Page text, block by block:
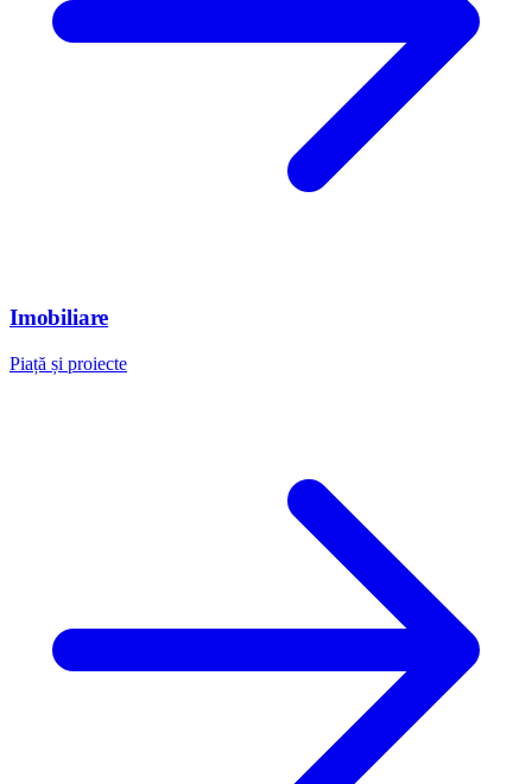
Imobiliare
Piață și proiecte